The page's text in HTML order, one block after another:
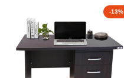
-13%